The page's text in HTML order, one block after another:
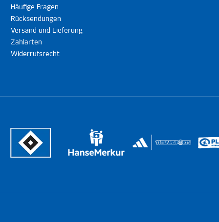
Häufige Fragen
Rücksendungen
Versand und Lieferung
Zahlarten
Widerrufsrecht